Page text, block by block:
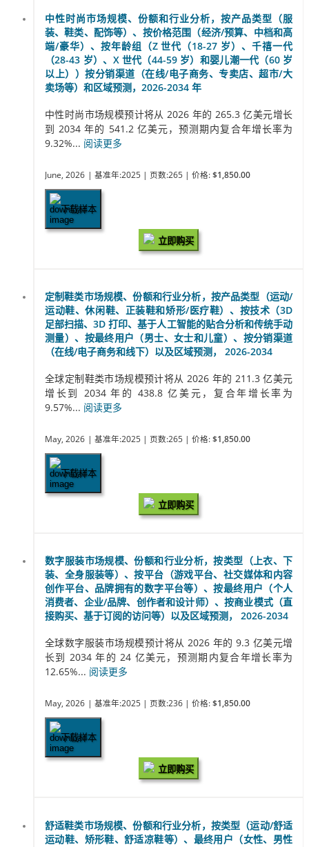
中性时尚市场规模、份额和行业分析，按产品类型（服
装、鞋类、配饰等）、按价格范围（经济/预算、中档和高
端/豪华）、按年龄组（Z 世代（18-27 岁）、千禧一代
（28-43 岁）、X 世代（44-59 岁）和婴儿潮一代（60 岁
以上））按分销渠道（在线/电子商务、专卖店、超市/大
卖场等）和区域预测，2026-2034 年
中性时尚市场规模预计将从 2026 年的 265.3 亿美元增长
到 2034 年的 541.2 亿美元，预测期内复合年增长率为
9.32%... 阅读更多
June, 2026 | 基准年:2025 | 页数:265 | 价格: $1,850.00
下载样本
立即购买
定制鞋类市场规模、份额和行业分析，按产品类型（运动/
运动鞋、休闲鞋、正装鞋和矫形/医疗鞋）、按技术（3D
足部扫描、3D 打印、基于人工智能的贴合分析和传统手动
测量）、按最终用户（男士、女士和儿童）、按分销渠道
（在线/电子商务和线下）以及区域预测， 2026-2034
全球定制鞋类市场规模预计将从 2026 年的 211.3 亿美元
增长到 2034 年的 438.8 亿美元，复合年增长率为
9.57%... 阅读更多
May, 2026 | 基准年:2025 | 页数:265 | 价格: $1,850.00
下载样本
立即购买
数字服装市场规模、份额和行业分析，按类型（上衣、下
装、全身服装等）、按平台（游戏平台、社交媒体和内容
创作平台、品牌拥有的数字平台等）、按最终用户（个人
消费者、企业/品牌、创作者和设计师）、按商业模式（直
接购买、基于订阅的访问等）以及区域预测， 2026-2034
全球数字服装市场规模预计将从 2026 年的 9.3 亿美元增
长到 2034 年的 24 亿美元，预测期内复合年增长率为
12.65%... 阅读更多
May, 2026 | 基准年:2025 | 页数:236 | 价格: $1,850.00
下载样本
立即购买
舒适鞋类市场规模、份额和行业分析，按类型（运动/舒适
运动鞋、矫形鞋、舒适凉鞋等）、最终用户（女性、男性